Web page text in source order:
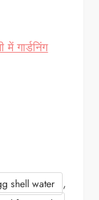
गार्डनिंग
shell water ,